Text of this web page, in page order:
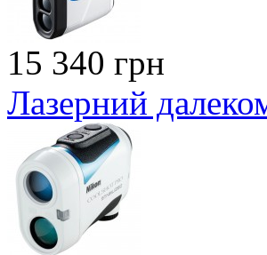
15 340 грн
Лазерний